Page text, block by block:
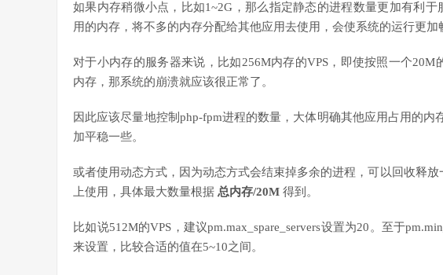
如果内存稍微小点，比如1~2G，那么指定静态的进程数量更加有利
用的内存，将不多的内存分配给其他应用去使用，会使系统的运行更加
对于小内存的服务器来说，比如256M内存的VPS，即使按照一个
内存，那系统的崩溃就应该很正常了。
因此应该尽量地控制php-fpm进程的数量，大体明确其他应用占用的
加平稳一些。
或者使用动态方式，因为动态方式会结束掉多余的进程，可以回收释
上使用，具体最大数量根据 总内存/20M 得到。
比如说512M的VPS，建议pm.max_spare_servers设置为20。至于
来设置，比较合适的值在5~10之间。